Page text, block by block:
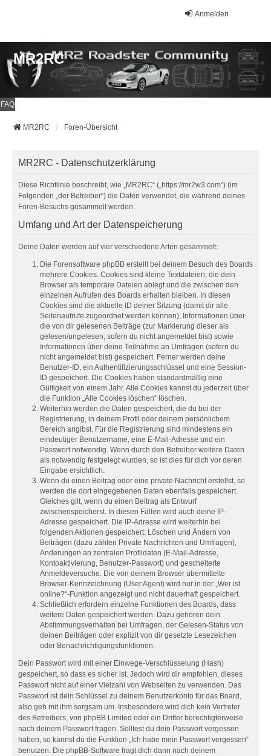
Anmelden
MR2RC
FAQ
MR2RC Foren-Übersicht
MR2RC - Datenschutzerklärung
Diese Richtlinie beschreibt, wie „MR2RC“ („https://mr2w3.com“) (im
Folgenden „der Betreiber“) die Daten verwendet, die während deines
Foren-Besuchs gesammelt werden.
Umfang und Art der Datenspeicherung
Deine Daten werden auf vier verschiedene Arten gesammelt:
Die Forensoftware phpBB erstellt bei deinem Besuch des Boards
mehrere Cookies. Cookies sind kleine Textdateien, die dein
Browser als temporäre Dateien ablegt und die zwischen den
einzelnen Aufrufen des Boards erhalten bleiben. In diesen
Cookies sind die aktuelle ID deiner Sitzung (damit dir alle
Seitenaufrufe zugeordnet werden können), Informationen über
die von dir gelesenen Beiträge (zur Markierung dieser als
gelesen/ungelesen; sofern du nicht angemeldet bist) sowie
Informationen über deine Teilnahme an Umfragen (sofern du
nicht angemeldet bist) gespeichert. Ferner werden deine
Benutzer-ID, ein Authentifizierungsschlüssel und eine Session-
ID gespeichert. Die Cookies haben standardmäßig eine
Gültigkeit von einem Jahr. Alle Cookies kannst du jederzeit über
die Funktion „Alle Cookies löschen“ löschen.
Weiterhin werden die Daten gespeichert, die du bei der
Registrierung, in deinem Profil oder deinem persönlichem
Bereich angibst. Für die Registrierung sind mindestens ein
eindeutiger Benutzername, eine E-Mail-Adresse und ein
Passwort notwendig. Wenn durch den Betreiber weitere Daten
als notwendig festgelegt wurden, so ist dies für dich vor deren
Eingabe ersichtlich.
Wenn du einen Beitrag oder eine private Nachricht erstellst, so
werden die dort eingegebenen Daten ebenfalls gespeichert.
Gleiches gilt, wenn du einen Beitrag als Entwurf
zwischenspeicherst. In diesen Fällen wird auch deine IP-
Adresse gespeichert. Die IP-Adresse wird weiterhin bei
folgenden Aktionen gespeichert: Löschen und Ändern von
Beiträgen (dazu zählen Private Nachrichten und Umfragen),
Änderungen an zentralen Profildaten (E-Mail-Adresse,
Kontoaktivierung, Benutzer-Passwort) und gescheiterte
Anmeldeversuche. Die von deinem Browser übermittelte
Browser-Kennzeichnung (User Agent) wird nur in der „Wer ist
online?“-Funktion angezeigt und nicht dauerhaft gespeichert.
Schließlich erfordern einzelne Funktionen des Boards, dass
weitere Daten gespeichert werden. Dazu gehören dein
Abstimmungsverhalten bei Umfragen, der Gelesen-Status von
deinen Beiträgen oder explizit von dir gesetzte Lesezeichen
oder Benachrichtigungsfunktionen.
Dein Passwort wird mit einer Einwege-Verschlüsselung (Hash)
gespeichert, so dass es sicher ist. Jedoch wird dir empfohlen, dieses
Passwort nicht auf einer Vielzahl von Webseiten zu verwenden. Das
Passwort ist dein Schlüssel zu deinem Benutzerkonto für das Board,
also geh mit ihm sorgsam um. Insbesondere wird dich kein Vertreter
des Betreibers, von phpBB Limited oder ein Dritter berechtigterweise
nach deinem Passwort fragen. Solltest du dein Passwort vergessen
haben, so kannst du die Funktion „Ich habe mein Passwort vergessen“
benutzen. Die phpBB-Software fragt dich dann nach deinem